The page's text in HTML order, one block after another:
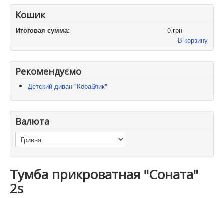
Кошик
Итоговая сумма:
0 грн
В корзину
Рекомендуємо
Детский диван "Кораблик"
Валюта
Тумба прикроватная "Соната"
2s